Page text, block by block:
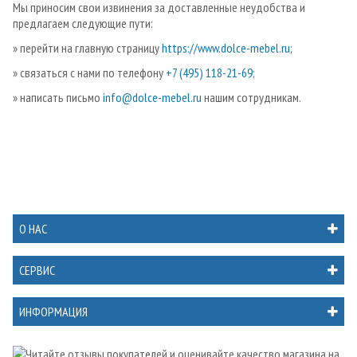
Мы приносим свои извинения за доставленные неудобства и
предлагаем следующие пути:
» перейти на главную страницуhttps://www.dolce-mebel.ru;
» связаться с нами по телефону +7 (495) 118-21-69;
» написать письмо info@dolce-mebel.ru нашим сотрудникам.
О НАС
СЕРВИС
ИНФОРМАЦИЯ